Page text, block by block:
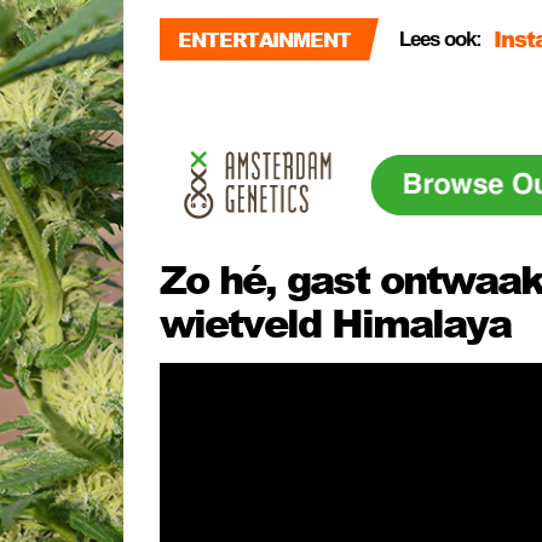
ENTERTAINMENT Lees ook:
Zo hé, gast
wietveld Himalaya